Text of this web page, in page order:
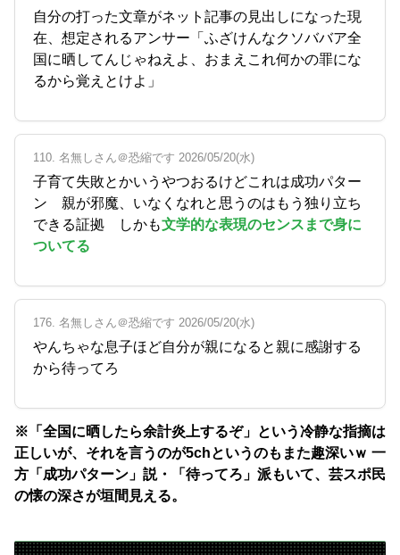
自分の打った文章がネット記事の見出しになった現
在、想定されるアンサー「ふざけんなクソババア全
国に晒してんじゃねえよ、おまえこれ何かの罪にな
るから覚えとけよ」
110. 名無しさん＠恐縮です 2026/05/20(水)
子育て失敗とかいうやつおるけどこれは成功パター
ン 親が邪魔、いなくなれと思うのはもう独り立ち
できる証拠 しかも文学的な表現のセンスまで身に
ついてる
176. 名無しさん＠恐縮です 2026/05/20(水)
やんちゃな息子ほど自分が親になると親に感謝する
から待ってろ
※「全国に晒したら余計炎上するぞ」という冷静な指摘は
正しいが、それを言うのが5chというのもまた趣深いｗ 一
方「成功パターン」説・「待ってろ」派もいて、芸スポ民
の懐の深さが垣間見える。